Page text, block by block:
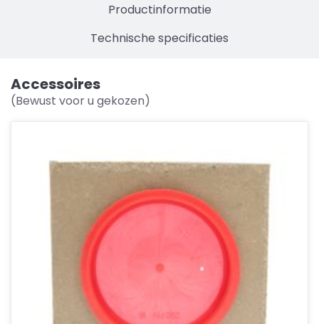
Productinformatie
Technische specificaties
Accessoires
(Bewust voor u gekozen)